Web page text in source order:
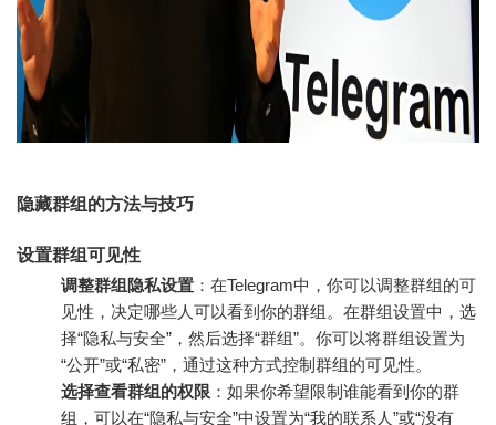
隐藏群组的方法与技巧
设置群组可见性
调整群组隐私设置 ：在Telegram中，你可以调整群组的可
见性，决定哪些人可以看到你的群组。在群组设置中，选
择“隐私与安全”，然后选择“群组”。你可以将群组设置为
“公开”或“私密”，通过这种方式控制群组的可见性。
选择查看群组的权限 ：如果你希望限制谁能看到你的群
组，可以在“隐私与安全”中设置为“我的联系人”或“没有